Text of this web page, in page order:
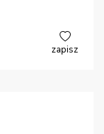
zapisz